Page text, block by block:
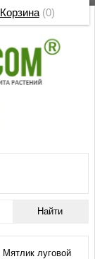
Мятлик луговой
Корзина(0)